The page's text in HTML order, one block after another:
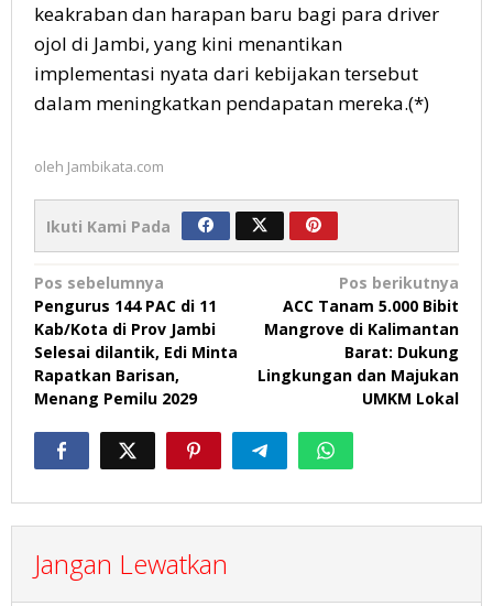
keakraban dan harapan baru bagi para driver
ojol di Jambi, yang kini menantikan
implementasi nyata dari kebijakan tersebut
dalam meningkatkan pendapatan mereka.(*)
oleh Jambikata.com
Ikuti Kami Pada
Navigasi
pos
Pos sebelumnya
Pengurus 144 PAC di 11
Kab/Kota di Prov Jambi
Selesai dilantik, Edi Minta
Rapatkan Barisan,
Menang Pemilu 2029
Pos berikutnya
ACC Tanam 5.000 Bibit
Mangrove di Kalimantan
Barat: Dukung
Lingkungan dan Majukan
UMKM Lokal
Jangan Lewatkan